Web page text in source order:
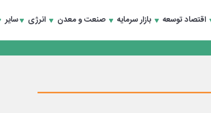
اقتصاد توسعه بازار سرمایه صنعت و معدن انرژی سایر